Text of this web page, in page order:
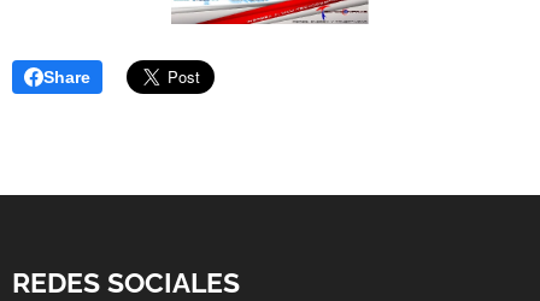
Share
REDES SOCIALES